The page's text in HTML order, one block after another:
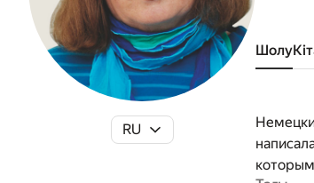
RU
Шолу